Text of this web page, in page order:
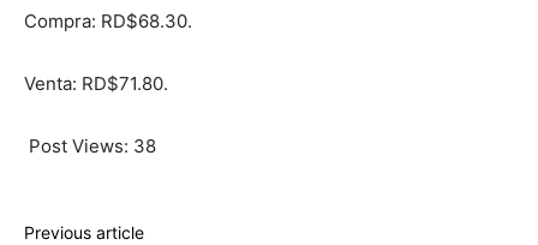
Compra: RD$68.30.
Venta: RD$71.80.
Post Views: 38
Previous article